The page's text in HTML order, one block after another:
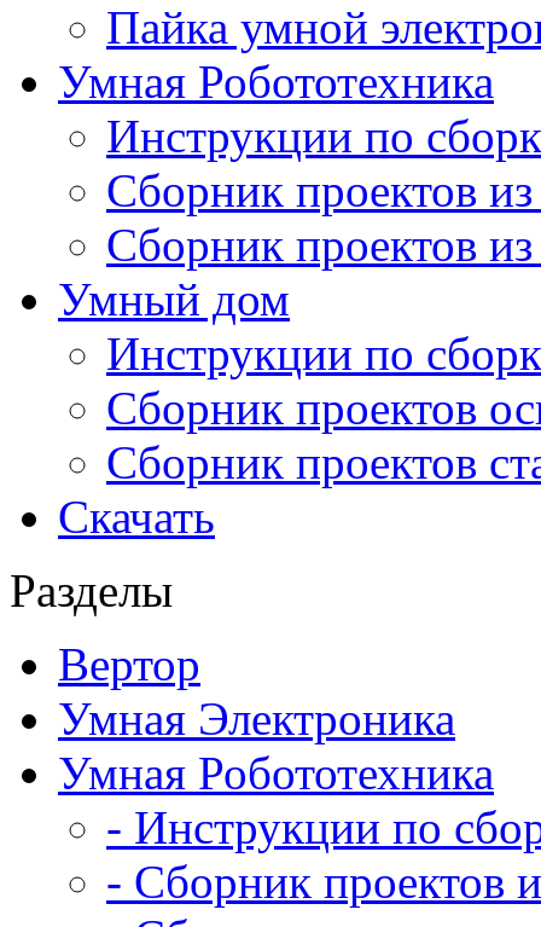
Пайка умной
Умная Робототехника
Инструкции по
Сборник проектов
Сборник проектов
Умный дом
Инструкции по
Сборник проектов
Сборник проектов
Скачать
Разделы
Вертор
Умная Электроника
Умная Робототехника
- Инструкции по
- Сборник проектов